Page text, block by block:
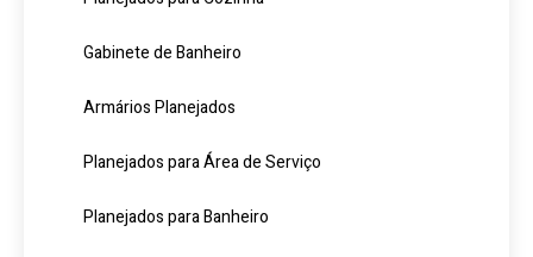
Gabinete de Banheiro
Armários Planejados
Planejados para Área de Serviço
Planejados para Banheiro